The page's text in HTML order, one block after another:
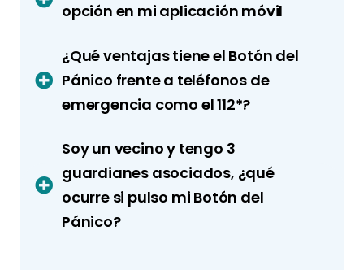
opción en mi aplicación móvil
¿Qué ventajas tiene el Botón del
Pánico frente a teléfonos de
emergencia como el 112*?
Soy un vecino y tengo 3
guardianes asociados, ¿qué
ocurre si pulso mi Botón del
Pánico?